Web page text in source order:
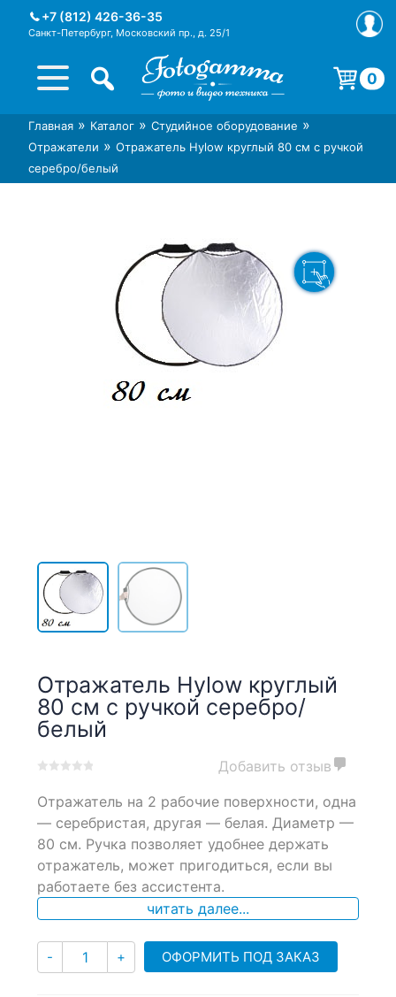
+7 (812) 426-36-35
Санкт-Петербург, Московский пр., д. 25/1
Интернет-магазин фототехники
Foto-Gamma в СПб
Магазин фотоаксессуаров foto-
gamma.ru
0
Корзина пуста.
Главная » Каталог » Студийное оборудование »
Отражатели » Отражатель Hylow круглый 80 см с ручкой
серебро/белый
Отражатель Hylow круглый
80 см с ручкой серебро/
белый
out
on
customer
ratings
Добавить отзыв
Отражатель на 2 рабочие поверхности, одна
— серебристая, другая — белая. Диаметр —
80 см. Ручка позволяет удобнее держать
отражатель, может пригодиться, если вы
работаете без ассистента.
читать далее...
- Количество
+ ОФОРМИТЬ ПОД ЗАКАЗ